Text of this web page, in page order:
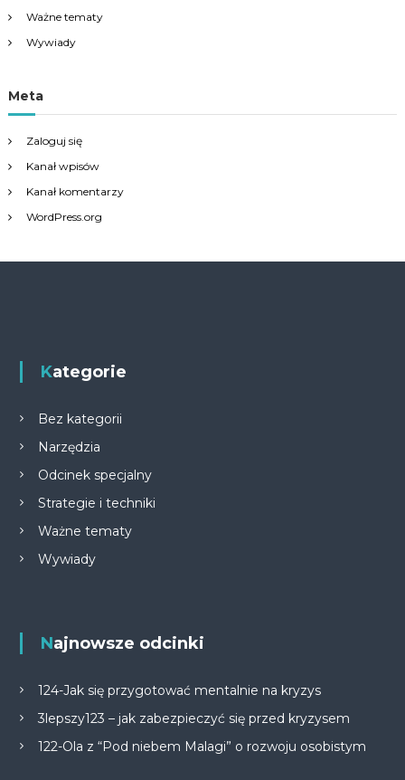
Ważne tematy
Wywiady
Meta
Zaloguj się
Kanał wpisów
Kanał komentarzy
WordPress.org
Kategorie
Bez kategorii
Narzędzia
Odcinek specjalny
Strategie i techniki
Ważne tematy
Wywiady
Najnowsze odcinki
124-Jak się przygotować mentalnie na kryzys
3lepszy123 – jak zabezpieczyć się przed kryzysem
122-Ola z “Pod niebem Malagi” o rozwoju osobistym